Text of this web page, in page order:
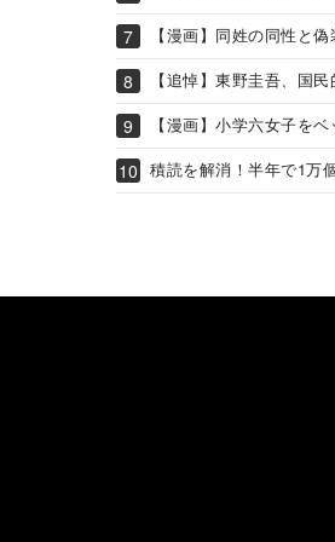
【漫画】同姓の同性と
【追悼】東野圭吾、国
【漫画】小学六女子を
積読を解消！半年で1万